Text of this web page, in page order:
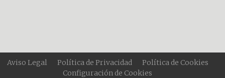
Aviso Legal Política de Privacidad
Política de Cookies
Configuración de Cookies